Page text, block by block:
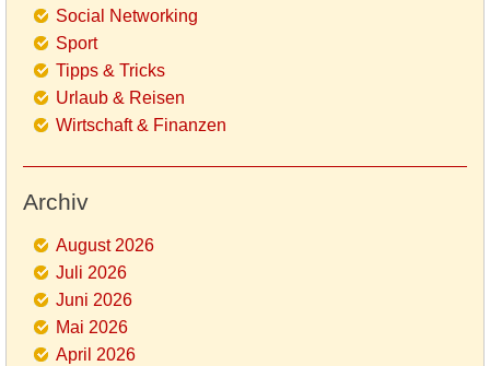
Social Networking
Sport
Tipps & Tricks
Urlaub & Reisen
Wirtschaft & Finanzen
Archiv
August 2026
Juli 2026
Juni 2026
Mai 2026
April 2026